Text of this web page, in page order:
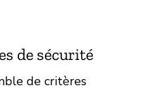
de sécurité
de critères